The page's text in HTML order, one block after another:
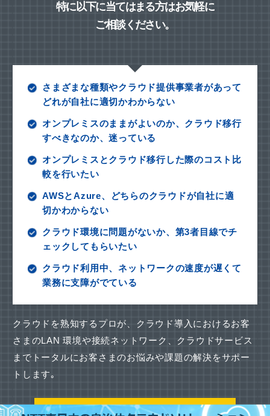
特に以下に当てはまる方はお気軽に
ご相談ください。
さまざまな種類やクラウド提供事業者があって
どれが自社に適切かわからない
オンプレミスのままがよいのか、クラウド移行
すべきなのか、迷っている
オンプレミスとクラウド移行した際のコスト比
較を行いたい
AWSとAzure、どちらのクラウドが自社に適
切かわからない
クラウド環境に問題がないか、第3者目線でチ
ェックしてもらいたい
クラウド利用中、ネットワークの速度が遅くて
業務に支障がでている
クラウドを熟知するプロが、クラウド導入におけるお客
さまのLAN 環境や接続ネットワーク、
クラウドサービス
までトータルにお客さまのお悩みや課題の解決をサポー
トします｡